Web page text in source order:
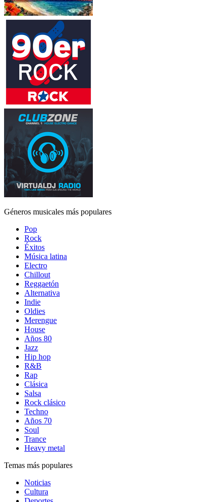
Géneros musicales más populares
Pop
Rock
Éxitos
Música latina
Electro
Chillout
Reggaetón
Alternativa
Indie
Oldies
Merengue
House
Años 80
Jazz
Hip hop
R&B
Rap
Clásica
Salsa
Rock clásico
Techno
Años 70
Soul
Trance
Heavy metal
Temas más populares
Noticias
Cultura